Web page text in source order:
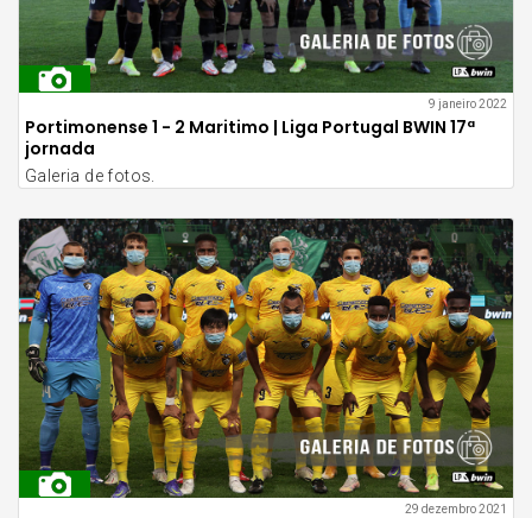
9 janeiro 2022
Portimonense 1 - 2 Maritimo | Liga Portugal BWIN 17ª
jornada
Galeria de fotos.
29 dezembro 2021